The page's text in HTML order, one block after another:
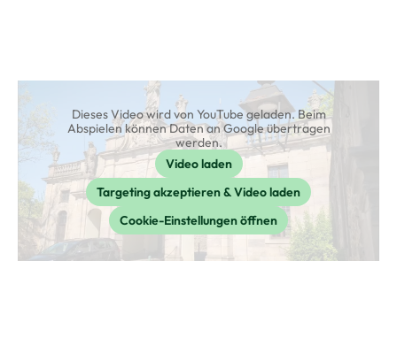
Dieses Video wird von YouTube geladen. Beim
Abspielen können Daten an Google übertragen
werden.
Video laden
Targeting akzeptieren & Video laden
Cookie-Einstellungen öffnen